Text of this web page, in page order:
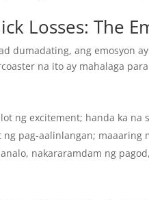
Losses: The
dumadating, ang emosyon
na ito ay mahalaga
ng excitement; handa ka na
pag-aalinlangan; maaaring
nakararamdam ng